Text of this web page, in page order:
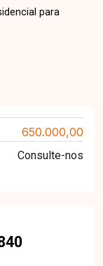
para
650.000,00
Consulte-nos